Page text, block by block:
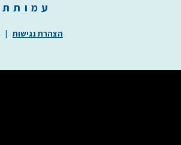
עמותת
הצהרת נגישות|